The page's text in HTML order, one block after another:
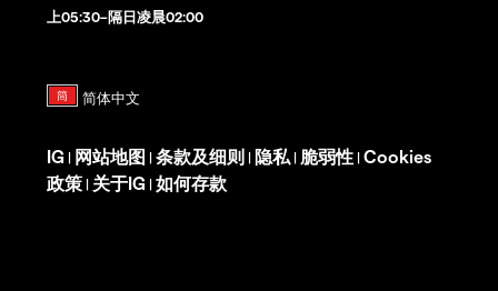
上05:30–隔日凌晨02:00
IG | 网站地图 | 条款及细则 | 隐私 | 脆弱性 | Cookies
政策 | 关于IG | 如何存款